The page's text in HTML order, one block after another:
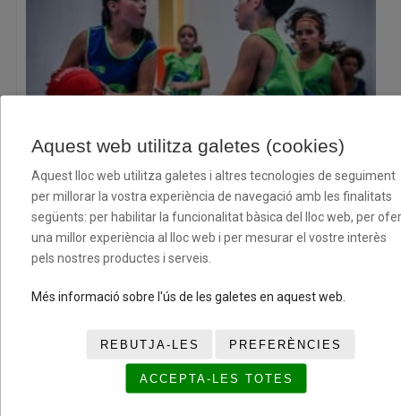
esportistes federats per la temporada 2026-2027
Aquest web utilitza galetes (cookies)
Aquest lloc web utilitza galetes i altres tecnologies de seguiment
per millorar la vostra experiència de navegació amb les finalitats
següents: per habilitar la funcionalitat bàsica del lloc web, per
una millor experiència al lloc web i per mesurar el vostre interès
pels nostres productes i serveis.
Més informació sobre l'ús de les galetes en aquest web.
REBUTJA-LES PREFERÈNCIES
ACCEPTA-LES TOTES